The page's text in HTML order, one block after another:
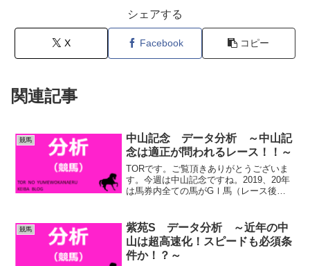
シェアする
X Facebook コピー
関連記事
競馬
中山記念 データ分析 ～中山記
念は適正が問われるレース！！～
TORです。ご覧頂きありがとうございま
す。今週は中山記念ですね。2019、20年
は馬券内全ての馬がGⅠ馬（レース後制
る事もしばしばありましたが、今年はフ
ルゲートになりそ...
競馬
紫苑S データ分析 ～近年の中
山は超高速化！スピードも必須条
件か！？～